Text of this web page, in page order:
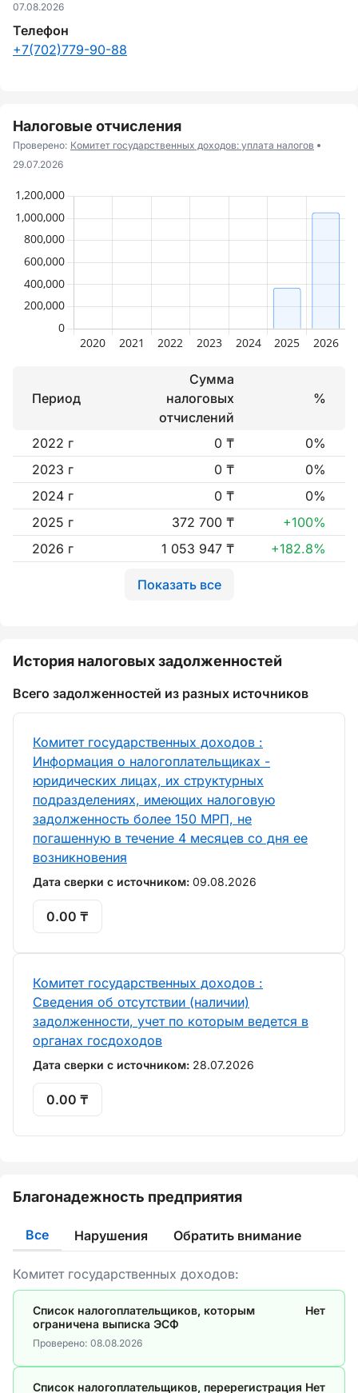
07.08.2026
Телефон
+7(702)779-90-88
Налоговые отчисления
Проверено: Комитет государственных доходов: уплата налогов
29.07.2026
Период
Сумма
налоговых
отчислений
%
2022 г 0 ₸
0%
2023 г
0 ₸
0%
2024 г
0 ₸
0%
2025 г
372 700 ₸
+100%
2026 г
1 053 947 ₸ +182.8%
Показать все
История налоговых задолженностей
Всего задолженностей из разных источников
Комитет государственных доходов :
Информация о налогоплательщиках -
юридических лицах, их структурных
подразделениях, имеющих налоговую
задолженность более 150 МРП, не
погашенную в течение 4 месяцев со дня ее
возникновения
Дата сверки с источником: 09.08.2026
0.00 ₸
Комитет государственных доходов :
Сведения об отсутствии (наличии)
задолженности, учет по которым ведется в
органах госдоходов
Дата сверки с источником: 28.07.2026
0.00 ₸
Благонадежность предприятия
Все Нарушения Обратить внимание
Комитет государственных доходов:
Список налогоплательщиков, которым
ограничена выписка ЭСФ
Нет
Проверено: 08.08.2026
Список налогоплательщиков, перерегистрация Нет